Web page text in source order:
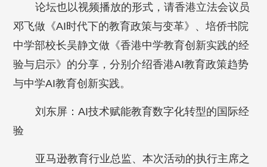
论坛也以视频播放的形式，请香港立法会议员
邓飞做《AI时代下的教育政策与变革》、培侨书院
中学部校长吴静文做《香港中学教育创新实践的经
验与启示》的分享，分别介绍香港AI教育政策趋势
与中学AI教育创新实践。
刘东屏：AI技术赋能教育数字化转型的国际经
验
亚马逊教育行业总监、本次活动的执行主席之